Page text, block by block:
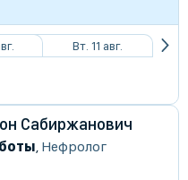
Вт. 11 авг.
Сабиржанович
, Нефролог